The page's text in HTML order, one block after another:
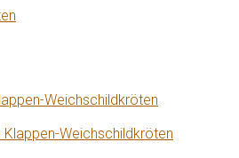
Weichschildkröten
Weichschildkröten